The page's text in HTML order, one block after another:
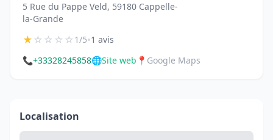
5 Rue du Pappe Veld, 59180 Cappelle-
la-Grande
★☆☆☆☆1/5•1 avis
📞+33328245858🌐Site web 📍 Google Maps
Localisation